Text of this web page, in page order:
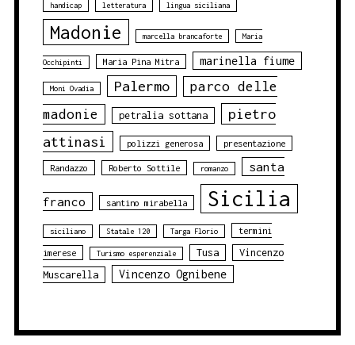
handicap letteratura lingua siciliana
Madonie marcella brancaforte Maria
Occhipinti Maria Pina Mitra marinella fiume
Moni Ovadia Palermo
parco delle
madonie
petralia sottana
pietro
attinasi
polizzi generosa presentazione
Randazzo Roberto Sottile romanzo santa
franco santino mirabella Sicilia
siciliano Statale 120 Targa Florio termini
imerese Turismo esperenziale Tusa
Vincenzo
Muscarella
Vincenzo Ognibene